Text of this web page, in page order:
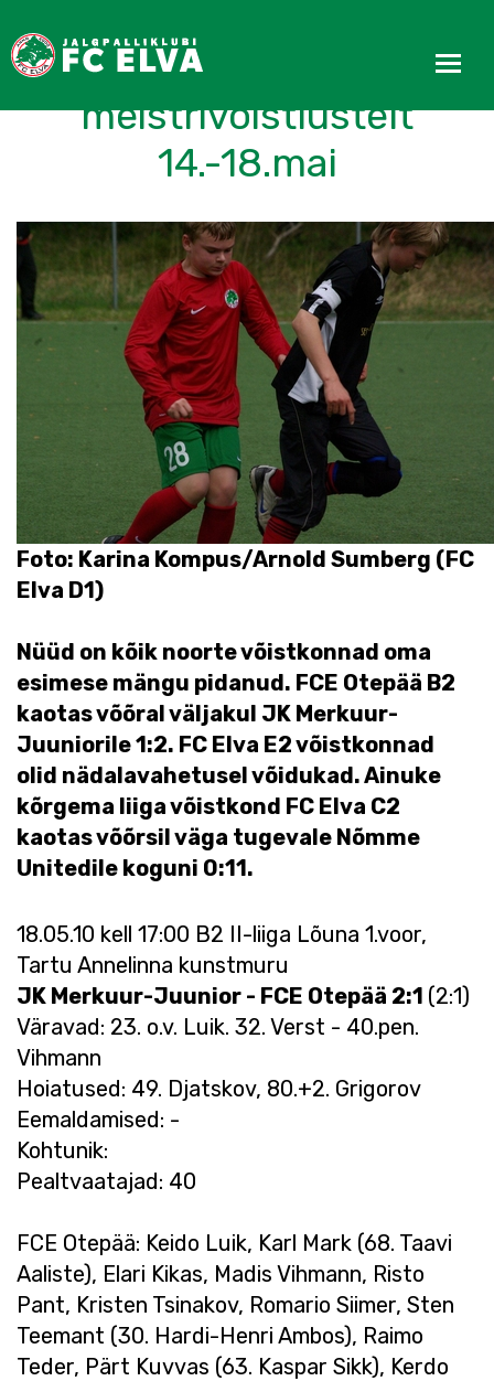
Noorte tulemused
meistrivõistlustelt
14.-18.mai
Foto: Karina Kompus/Arnold Sumberg (FC
Elva D1)
Nüüd on kõik noorte võistkonnad oma
esimese mängu pidanud. FCE Otepää B2
kaotas võõral väljakul JK Merkuur-
Juuniorile 1:2. FC Elva E2 võistkonnad
olid nädalavahetusel võidukad. Ainuke
kõrgema liiga võistkond FC Elva C2
kaotas võõrsil väga tugevale Nõmme
Unitedile koguni 0:11.
18.05.10 kell 17:00 B2 II-liiga Lõuna 1.voor,
Tartu Annelinna kunstmuru
JK Merkuur-Juunior - FCE Otepää 2:1 (2:1)
Väravad: 23. o.v. Luik. 32. Verst - 40.pen.
Vihmann
Hoiatused: 49. Djatskov, 80.+2. Grigorov
Eemaldamised: -
Kohtunik:
Pealtvaatajad: 40
FCE Otepää: Keido Luik, Karl Mark (68. Taavi
Aaliste), Elari Kikas, Madis Vihmann, Risto
Pant, Kristen Tsinakov, Romario Siimer, Sten
Teemant (30. Hardi-Henri Ambos), Raimo
Teder, Pärt Kuvvas (63. Kaspar Sikk), Kerdo